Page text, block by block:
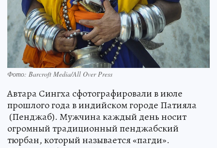
Фото: Barcroft Media/All Over Press
Автара Сингха сфотографировали в июле
прошлого года в индийском городе Патияла
(Пенджаб). Мужчина каждый день носит
огромный традиционный пенджабский
тюрбан, который называется «пагди».